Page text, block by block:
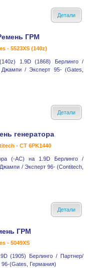
Детали
ГРМ
- 5523XS (140z)
1.9D (1868) Берлинго /
/ Эксперт 95- (Gates,
Детали
генератора
- CT 6PK1440
(-AC) на 1.9D Берлинго /
/ Эксперт 96- (Contitech,
Детали
ГРМ
- 5049XS
(1905) Берлинго / Партнер/
(Gates, Германия)